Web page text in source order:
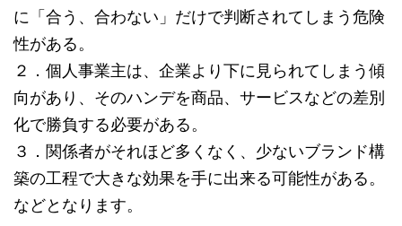
に「合う、合わない」だけで判断されてしまう危険
性がある。
２．個人事業主は、企業より下に見られてしまう傾
向があり、そのハンデを商品、サービスなどの差別
化で勝負する必要がある。
３．関係者がそれほど多くなく、少ないブランド構
築の工程で大きな効果を手に出来る可能性がある。
などとなります。